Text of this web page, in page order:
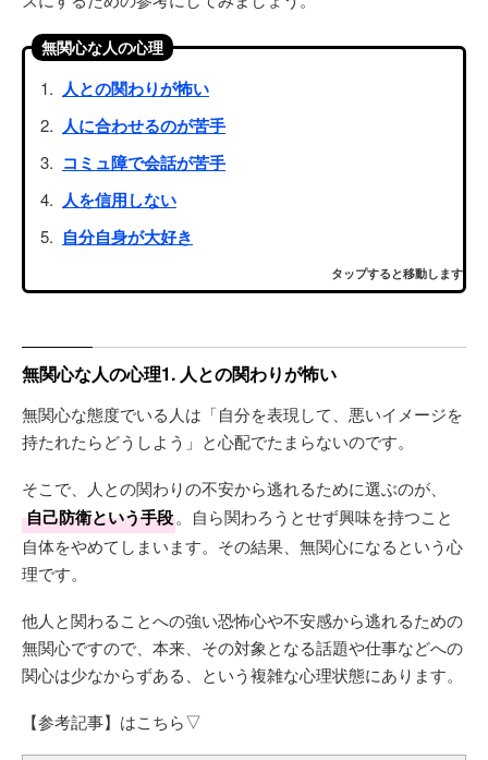
無関心な人の心理
人との関わりが怖い
人に合わせるのが苦手
コミュ障で会話が苦手
人を信用しない
自分自身が大好き
タップすると移動します
無関心な人の心理1. 人との関わりが怖い
無関心な態度でいる人は「自分を表現して、悪いイメージを
持たれたらどうしよう」と心配でたまらないのです。
そこで、人との関わりの不安から逃れるために選ぶのが、
自己防衛という手段。自ら関わろうとせず興味を持つこと
自体をやめてしまいます。その結果、無関心になるという心
理です。
他人と関わることへの強い恐怖心や不安感から逃れるための
無関心ですので、本来、その対象となる話題や仕事などへの
関心は少なからずある、という複雑な心理状態にあります。
【参考記事】はこちら▽